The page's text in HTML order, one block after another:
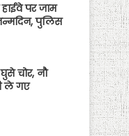
पर जाम
पुलिस
चोर, नौ
ले गए